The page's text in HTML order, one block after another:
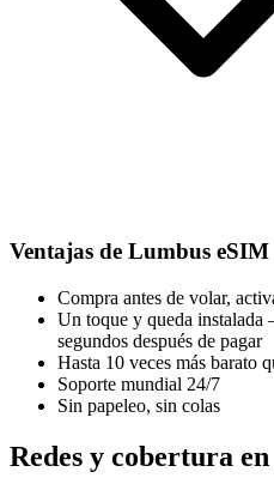
Ventajas de Lumbus eSIM
Compra antes de volar,
Un toque y queda
segundos después de pagar
Hasta 10 veces más barato
Soporte mundial 24/7
Sin papeleo, sin colas
Redes y cobertura